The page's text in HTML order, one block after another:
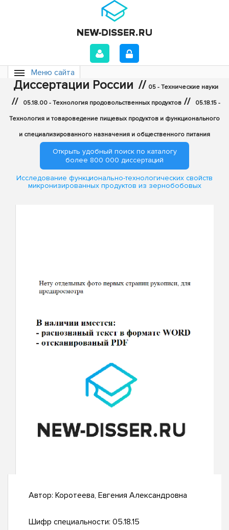
Меню сайта
Диссертации России // 05 - Технические науки
// 05.18.00 - Технология продовольственных продуктов // 05.18.15 -
Технология и товароведение пищевых продуктов и функционального
и специализированного назначения и общественного питания
Открыть удобный поиск по каталогу
более 800 000 диссертаций
Исследование функционально-технологических свойств
микронизированных продуктов из зернобобовых
Автор: Коротеева, Евгения Александровна
Шифр специальности: 05.18.15